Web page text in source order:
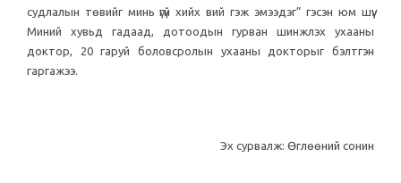
судлалын төвийг минь үгүй хийх вий гэж эмээдэг” гэсэн юм шүү.
Миний хувьд гадаад, дотоодын гурван шинжлэх ухааны
доктор, 20 гаруй боловсролын ухааны докторыг бэлтгэн
гаргажээ.
Эх сурвалж: Өглөөний сонин